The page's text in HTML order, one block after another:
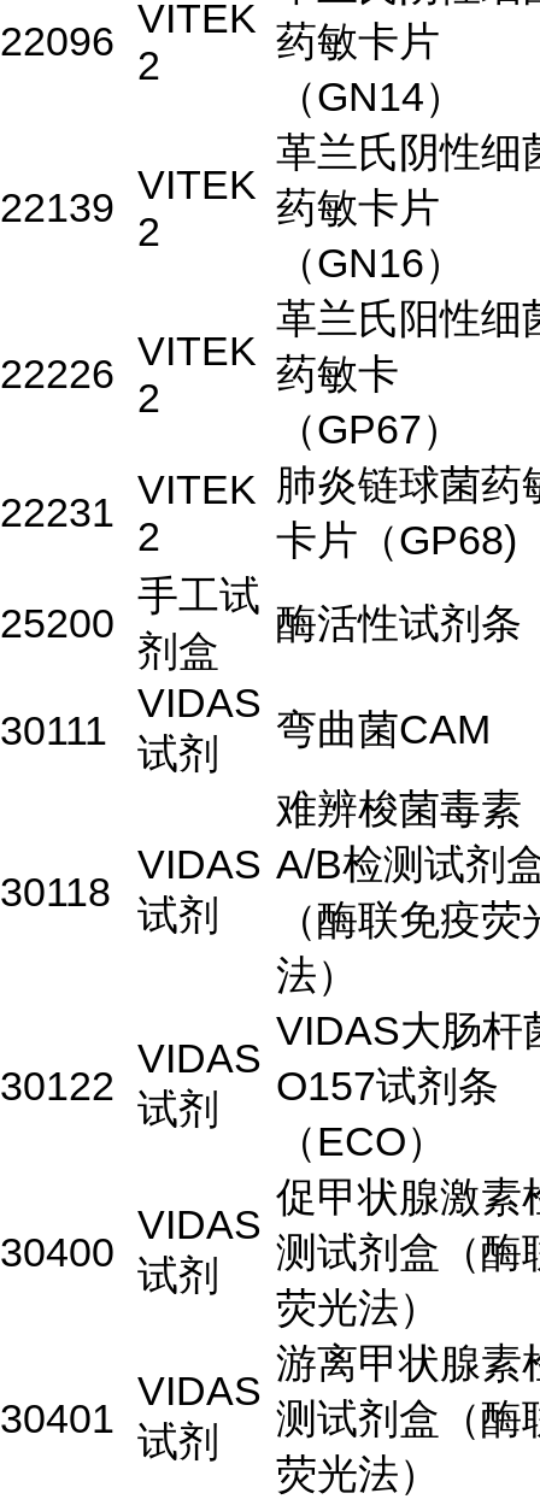
22096 VITEK
2
药敏卡片
（GN14）
22139 VITEK
2
革兰氏阴性细
药敏卡片
（GN16）
22226 VITEK
2
革兰氏阳性细
药敏卡
（GP67）
22231 VITEK
2
肺炎链球菌药
卡片（GP68)
25200
手工试
剂盒
酶活性试剂条
30111
VIDAS
试剂
弯曲菌CAM
30118
VIDAS
试剂
难辨梭菌毒素
A/B检测试剂
（酶联免疫荧
法）
30122
VIDAS
试剂
VIDAS大肠杆
O157试剂条
（ECO）
30400
VIDAS
试剂
促甲状腺激素
测试剂盒（酶
荧光法）
30401
VIDAS
试剂
游离甲状腺素
测试剂盒（酶
荧光法）